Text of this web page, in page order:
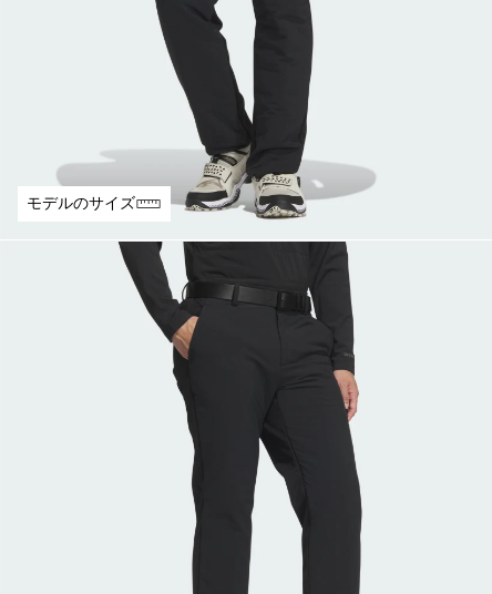
モデルのサイズ